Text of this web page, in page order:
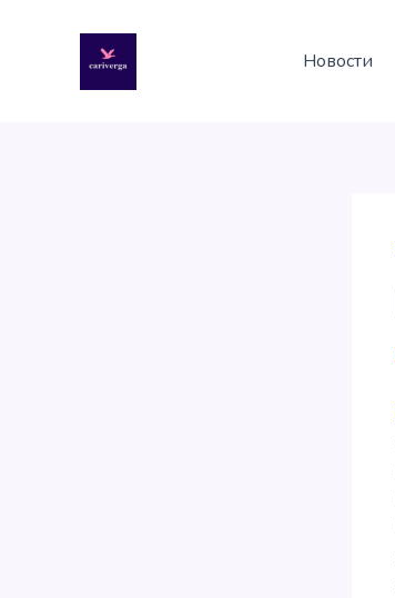
содержимому
Новости